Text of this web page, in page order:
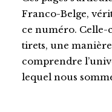
Franco-Belge,
ce numéro. Celle-
tirets, une manière
comprendre
lequel nous